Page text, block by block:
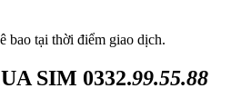
bao tại thời điểm giao dịch.
SIM 0332.99.55.88